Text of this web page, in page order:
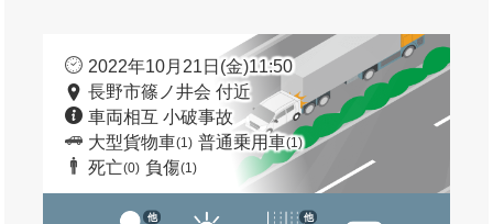
2022年10月21日(金)11:50
長野市篠ノ井会 付近
車両相互 小破事故
大型貨物車(1) 普通乗用車(1)
死亡(0) 負傷(1)
他 他